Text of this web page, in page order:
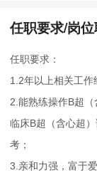
任职要求/岗
任职要求：
1.2年以上相关工作
2.能熟练操作B超
临床B超（含心超
考；
3.亲和力强，富于